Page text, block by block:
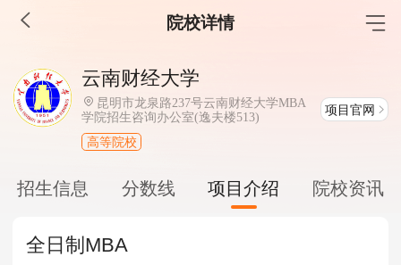
院校详情
MBA工商管理
院校库 考试报名 招生政策 学制学费
报名流程
考试真题
报考经验
MEM工程管理
考试真题
报考经验
云南财经大学
昆明市龙泉路237号云南财经大学MBA
学院招生咨询办公室(逸夫楼513)
项目官网
高等院校
招生信息 分数线 项目介绍 院校资讯
全日制MBA